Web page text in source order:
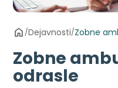
/Dejavnosti/Zobne
Zobne
odrasle